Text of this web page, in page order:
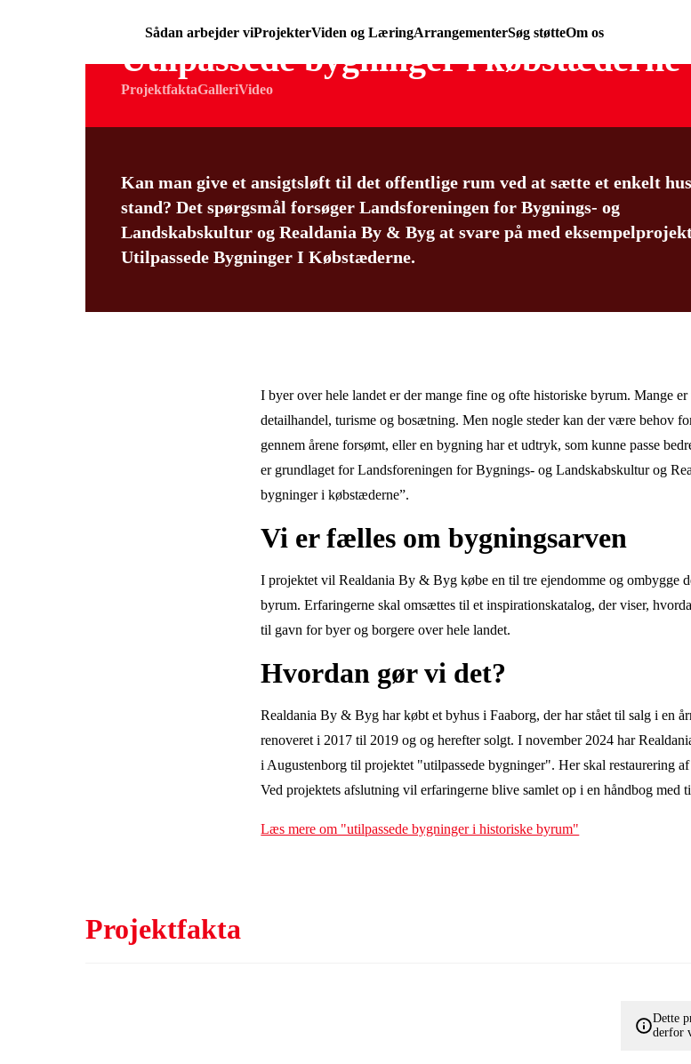
Sådan arbejder viProjekterViden og LæringArrangementerSøg støtteOm os
Utilpassede bygninger i købstæderne
ProjektfaktaGalleriVideo
Kan man give et ansigtsløft til det offentlige rum ved at sætte et enkelt
stand? Det spørgsmål forsøger Landsforeningen for Bygnings- og
Landskabskultur og Realdania By & Byg at svare på med
Utilpassede Bygninger I Købstæderne.
I byer over hele landet er der mange fine og ofte historiske byrum. Mange
detailhandel, turisme og bosætning. Men nogle steder kan der være behov
gennem årene forsømt, eller en bygning har et udtryk, som kunne passe
er grundlaget for Landsforeningen for Bygnings- og Landskabskultur og
bygninger i købstæderne”.
Vi er fælles om bygningsarven
I projektet vil Realdania By & Byg købe en til tre ejendomme og ombygge
byrum. Erfaringerne skal omsættes til et inspirationskatalog, der viser,
til gavn for byer og borgere over hele landet.
Hvordan gør vi det?
Realdania By & Byg har købt et byhus i Faaborg, der har stået til salg i en
renoveret i 2017 til 2019 og og herefter solgt. I november 2024 har
i Augustenborg til projektet "utilpassede bygninger". Her skal restaurering
Ved projektets afslutning vil erfaringerne blive samlet op i en håndbog med
Læs mere om "utilpassede bygninger i historiske byrum"
Projektfakta
Dette
derfor